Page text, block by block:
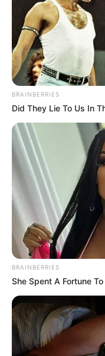
Dy fazat e para kanë
vend të parë, na kanë
por jemi të kënaqur
luanim brenda, do të
BRAINBERRIES
Did They Lie To Us In
BRAINBERRIES
She Spent A Fortune